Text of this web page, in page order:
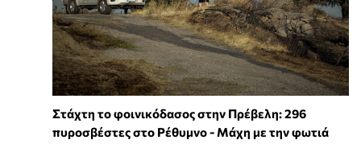
Στάχτη το φοινικόδασος στην Πρέβελη: 296
πυροσβέστες στο Ρέθυμνο - Μάχη με την φωτιά